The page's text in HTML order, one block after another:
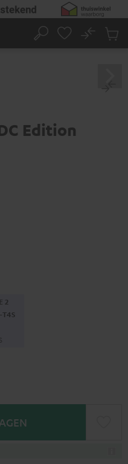
Zoeken
No
Edition
2
T4S
S